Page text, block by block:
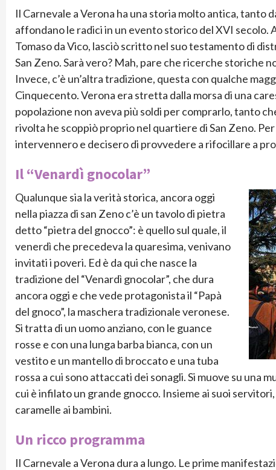
Il Carnevale a Verona ha una storia molto antica, tanto
affondano le radici in un evento storico del XVI secolo.
Tomaso da Vico, lasciò scritto nel suo testamento di
San Zeno. Sarà vero? Mah, pare che ricerche storiche
Invece, c’è un’altra tradizione, questa con qualche
Cinquecento. Verona era stretta dalla morsa di una
popolazione non aveva più soldi per comprarlo, tanto
rivolta he scoppiò proprio nel quartiere di San Zeno.
intervennero e decisero di provvedere a rifocillare a
Il “Venardì gnocolar”
Qualunque sia la verità storica, ancora oggi
nella piazza di san Zeno c’è un tavolo di pietra
detto “pietra del gnocco”: è quello sul quale, il
venerdì che precedeva la quaresima, venivano
invitati i poveri. Ed è da qui che nasce la
tradizione del “Venardì gnocolar”, che dura
ancora oggi e che vede protagonista il “Papà
del gnoco”, la maschera tradizionale veronese.
Si tratta di un uomo anziano, con le guance
rosse e con una lunga barba bianca, con un
vestito e un mantello di broccato e una tuba
rossa a cui sono attaccati dei sonagli. Si muove su una
cui è infilato un grande gnocco. Insieme ai suoi
caramelle ai bambini.
Un ricco programma
Il Carnevale a Verona dura a lungo. Le prime